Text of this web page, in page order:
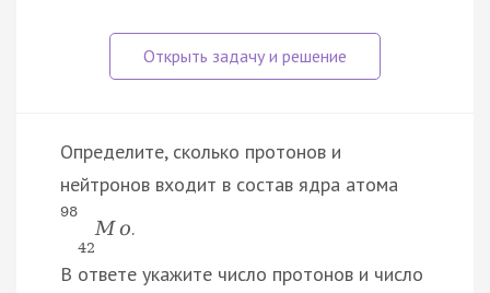
Определите, сколько протонов и
нейтронов входит в состав ядра атома
98
42
Mo.
В ответе укажите число протонов и число